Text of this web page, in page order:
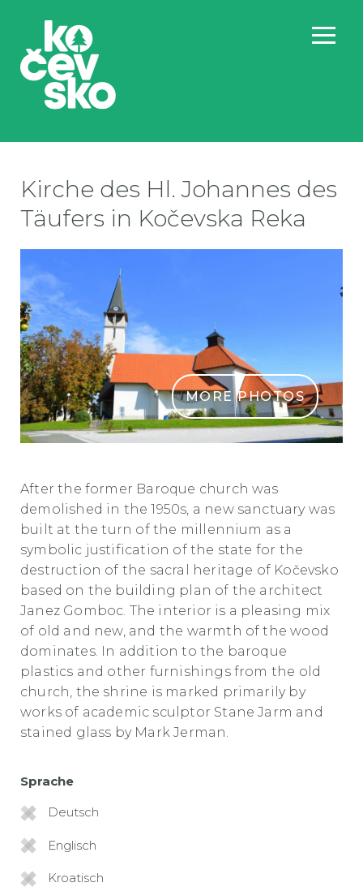
Kirche des Hl. Johannes des
Täufers in Kočevska Reka
MORE PHOTOS
After the former Baroque church was
demolished in the 1950s, a new sanctuary was
built at the turn of the millennium as a
symbolic justification of the state for the
destruction of the sacral heritage of Kočevsko
based on the building plan of the architect
Janez Gomboc. The interior is a pleasing mix
of old and new, and the warmth of the wood
dominates. In addition to the baroque
plastics and other furnishings from the old
church, the shrine is marked primarily by
works of academic sculptor Stane Jarm and
stained glass by Mark Jerman.
Sprache
Deutsch
Englisch
Kroatisch